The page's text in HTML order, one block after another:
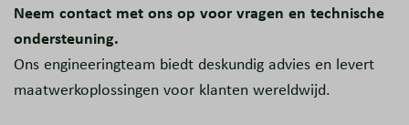
Neem contact met ons op voor vragen en technische
ondersteuning.
Ons engineeringteam biedt deskundig advies en levert
maatwerkoplossingen voor klanten wereldwijd.